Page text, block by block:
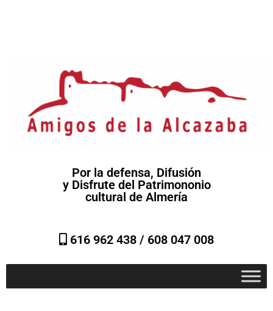
Por la defensa, Difusión
y Disfrute del Patrimononio
cultural de Almería
616 962 438 / 608 047 008